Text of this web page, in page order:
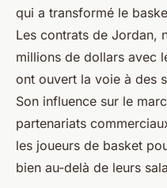
qui a transformé le
Les contrats de Jordan,
millions de dollars avec
ont ouvert la voie à des
Son influence sur le
partenariats
les joueurs de basket
bien au-delà de leurs